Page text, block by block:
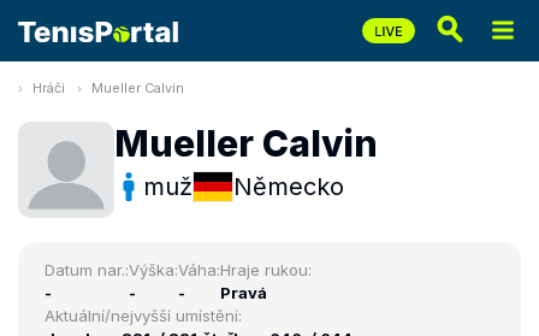
Hráči Mueller Calvin
Mueller Calvin
muž Německo
Datum nar.:
-
Výška:
-
Váha:
-
Hraje rukou:
Pravá
Aktuální/nejvyšší umístění: